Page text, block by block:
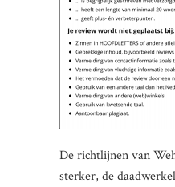
De richtlijnen van
sterker, de